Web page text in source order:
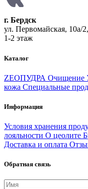
г. Бердск
ул. Первомайская, 10а/2,
1-2 этаж
Каталог
ZEOПУДРА Очищение
кожа Специальные
Информация
Условия хранения
лояльности О цеолите
Доставка и оплата
Обратная связь